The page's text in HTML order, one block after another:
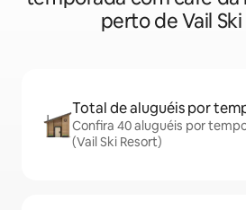
perto de Vail
Total de aluguéis por
Confira 40 aluguéis por
(Vail Ski Resort)